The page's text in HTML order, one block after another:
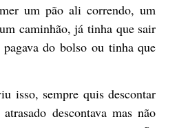
um pão ali correndo, um
caminhão, já tinha que sair
do bolso ou tinha que
isso, sempre quis descontar
descontava mas não